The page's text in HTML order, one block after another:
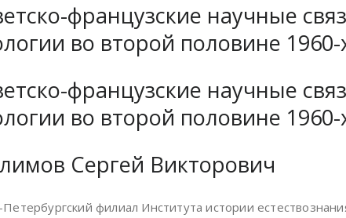
французские научные
во второй половине 1960-
французские научные
во второй половине 1960-
Сергей Викторович
Петербургский филиал Института истории